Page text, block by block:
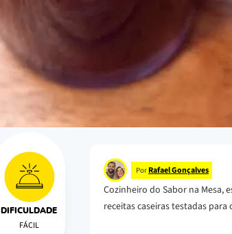
DIFICULDADE
FÁCIL
Por Rafael Gonçalves
Cozinheiro do Sabor na Mesa,
receitas caseiras testadas para